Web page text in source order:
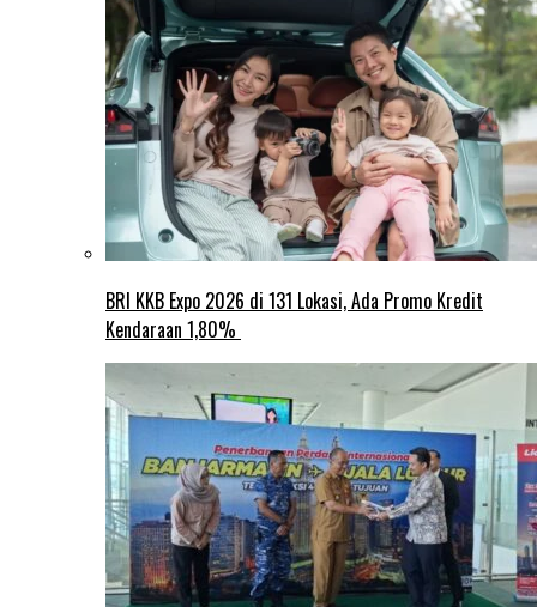
BRI KKB Expo 2026 di 131 Lokasi, Ada Promo Kredit
Kendaraan 1,80%